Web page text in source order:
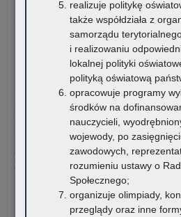
Stowarzyszenie „Kulturalne
udziału w Ogólnopolskim…
3 sierpnia 2026
Komunikat Małopolskiego Kuratora
zgłaszania zawodów wiedzy,
szkolny 2027/2028
Organizatorzy zawodów wiedzy,
działający na terenie szkół…
realizuje politykę
także współdziała z
samorządu
i realizowaniu
lokalnej polityki
polityką oświatową
opracowuje programy
środków na
nauczycieli,
wojewody, po
zawodowych,
rozumieniu ustawy o
Społecznego;
organizuje olimpiady,
przeglądy oraz inne